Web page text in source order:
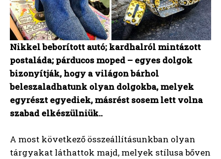
Nikkel beborított autó; kardhalról mintázott
postaláda; párducos moped – egyes dolgok
bizonyítják, hogy a világon bárhol
beleszaladhatunk olyan dolgokba, melyek
egyrészt egyediek, másrést sosem lett volna
szabad elkészülniük..
A most következő összeállításunkban olyan
tárgyakat láthattok majd, melyek stílusa bőven